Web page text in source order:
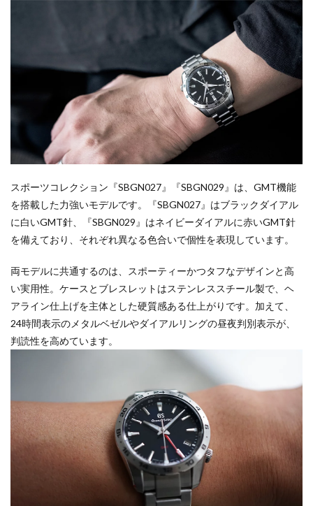
スポーツコレクション『SBGN027』『SBGN029』は、GMT機能
を搭載した力強いモデルです。『SBGN027』はブラックダイアル
に白いGMT針、『SBGN029』はネイビーダイアルに赤いGMT針
を備えており、それぞれ異なる色合いで個性を表現しています。
両モデルに共通するのは、スポーティーかつタフなデザインと高
い実用性。ケースとブレスレットはステンレススチール製で、ヘ
アライン仕上げを主体とした硬質感ある仕上がりです。加えて、
24時間表示のメタルベゼルやダイアルリングの昼夜判別表示が、
判読性を高めています。